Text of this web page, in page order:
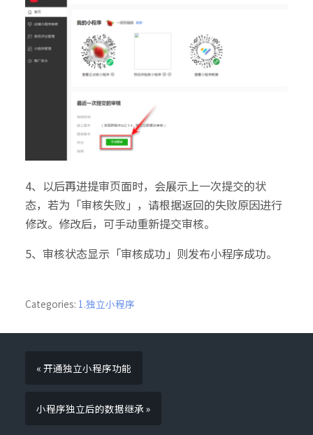
4、以后再进提审页面时，会展示上一次提交的状
态，若为「审核失败」，请根据返回的失败原因进行
修改。修改后，可手动重新提交审核。
5、审核状态显示「审核成功」则发布小程序成功。
Categories: 1.独立小程序
« 开通独立小程序功能
小程序独立后的数据继承 »